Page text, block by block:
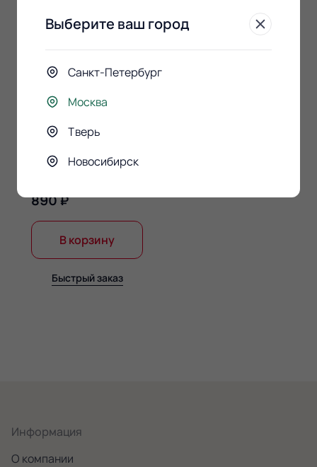
Конфеты Raffaello 150гр.
890 ₽
В корзину
Быстрый заказ
Информация
О компании
Выберите ваш город
Санкт-Петербург
Москва
Тверь
Новосибирск